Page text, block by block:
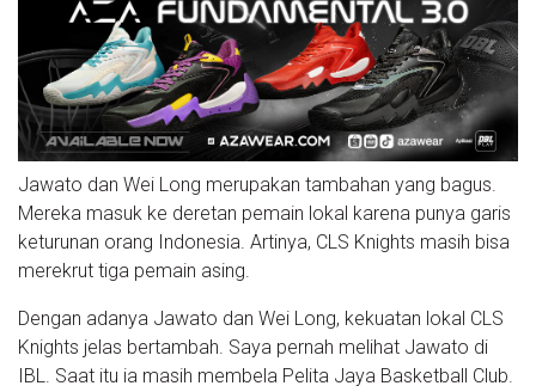
Jawato dan Wei Long merupakan tambahan yang bagus.
Mereka masuk ke deretan pemain lokal karena punya garis
keturunan orang Indonesia. Artinya, CLS Knights masih bisa
merekrut tiga pemain asing.
Dengan adanya Jawato dan Wei Long, kekuatan lokal CLS
Knights jelas bertambah. Saya pernah melihat Jawato di
IBL. Saat itu ia masih membela Pelita Jaya Basketball Club.